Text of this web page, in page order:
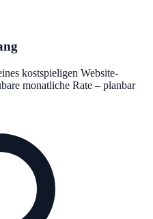
kostspieligen Website-
monatliche Rate – planbar